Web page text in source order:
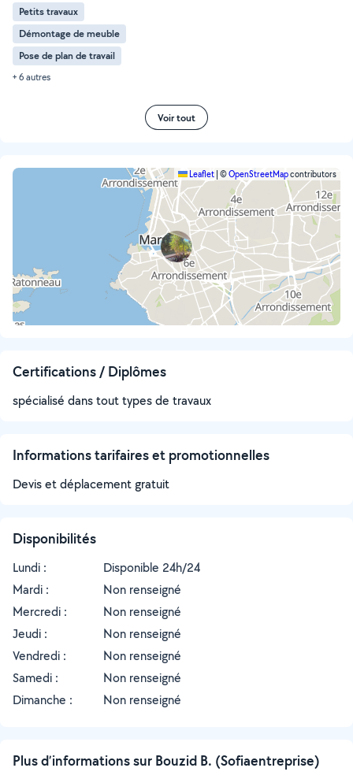
Petits travaux
Démontage de meuble
Pose de plan de travail
+ 6 autres
Voir tout
Leaflet ©OpenStreetMapcontributors
Certifications / Diplômes
spécialisé dans tout types de travaux
Informations tarifaires et promotionnelles
Devis et déplacement gratuit
Disponibilités
Lundi :
Disponible 24h/24
Mardi :
Non renseigné
Mercredi :
Non renseigné
Jeudi :
Non renseigné
Vendredi :
Non renseigné
Samedi :
Non renseigné
Dimanche :
Non renseigné
Plus d’informations sur Bouzid B. (Sofiaentreprise)